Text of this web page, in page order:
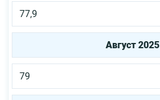
77,9
Август 2025
79